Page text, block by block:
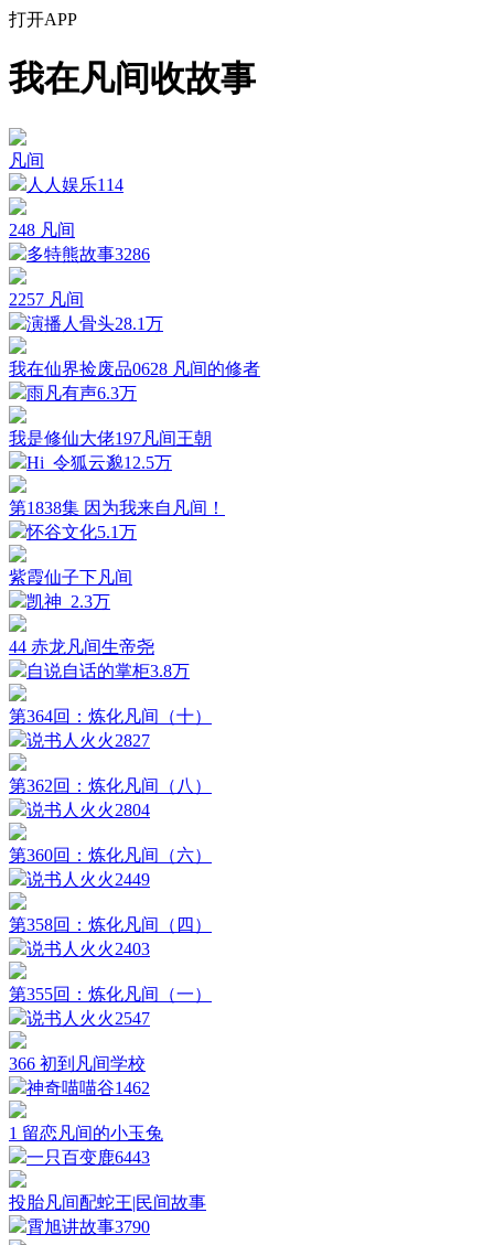
打开APP
我在凡间收故事
凡间
人人娱乐114
248 凡间
多特熊故事3286
2257 凡间
演播人骨头28.1万
我在仙界捡废品0628 凡间的修者
雨凡有声6.3万
我是修仙大佬197凡间王朝
Hi_令狐云邈12.5万
第1838集 因为我来自凡间！
怀谷文化5.1万
紫霞仙子下凡间
凯神_ 2.3万
44 赤龙凡间生帝尧
自说自话的掌柜3.8万
第364回：炼化凡间（十）
说书人火火2827
第362回：炼化凡间（八）
说书人火火2804
第360回：炼化凡间（六）
说书人火火2449
第358回：炼化凡间（四）
说书人火火2403
第355回：炼化凡间（一）
说书人火火2547
366 初到凡间学校
神奇喵喵谷1462
1 留恋凡间的小玉兔
一只百变鹿6443
投胎凡间配蛇王|民间故事
霄旭讲故事3790